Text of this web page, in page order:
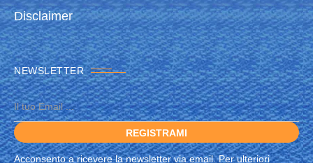
Disclaimer
NEWSLETTER
Acconsento a ricevere la newsletter via email. Per ulteriori